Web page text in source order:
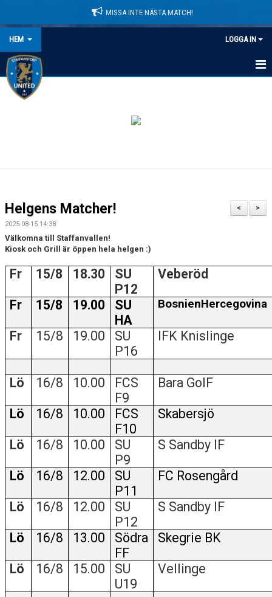
MISSA INTE NÄSTA MATCH!
HEM LOGGA IN
HEM
DOMARINFORMATION
MEDLEMSAVGIFTER
DOKUMENT
KLÄDPROFIL
KONTAKT/KANSLI
>
<
Helgens Matcher!
2025-08-15 14:38
Välkomna till Staffanvallen!
Kiosk och Grill är öppen hela helgen :)
Fr 15/8 18.30
SU
P12
Veberöd
Fr 15/8 19.00
SU
HA
BosnienHercegovina
Fr 15/8 19.00
SU
P16
IFK Knislinge
Lö 16/8 10.00
FCS
F9
Bara GoIF
Lö 16/8 10.00
FCS
F10
Skabersjö
Lö 16/8 10.00
SU
P9
S Sandby IF
Lö 16/8 12.00
SU
P11
FC Rosengård
Lö 16/8 12.00
SU
P12
S Sandby IF
Lö 16/8 13.00
Södra
FF
Skegrie BK
Lö 16/8 15.00
SU
U19
Vellinge